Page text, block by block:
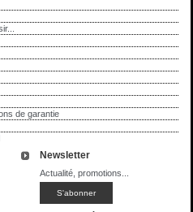
de garantie
Newsletter
Actualité, promotions...